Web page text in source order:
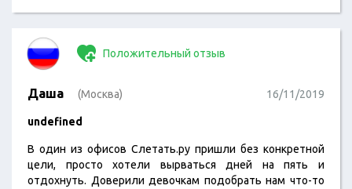
Положительный отзыв
Даша (Москва) 16/11/2019
undefined
В один из офисов Слетать.ру пришли без конкретной
цели, просто хотели вырваться дней на пять и
отдохнуть. Доверили девочкам подобрать нам что-то